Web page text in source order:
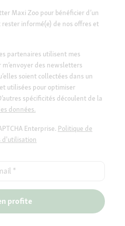
Maxi Zoo pour bénéficier d’un
rester informé(e) de nos offres et
partenaires utilisent mes
des newsletters
soient collectées dans un
utilisées pour optimiser
spécificités découlent de la
données.
Enterprise. Politique de
d'utilisation
*
profite